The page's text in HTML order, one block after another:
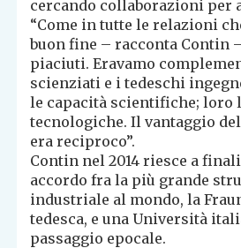
cercando collaborazioni per
“Come in tutte le relazioni
buon fine – racconta Contin
piaciuti. Eravamo
scienziati e i tedeschi
le capacità scientifiche; loro
tecnologiche. Il vantaggio
era reciproco”.
Contin nel 2014 riesce a
accordo fra la più grande
industriale al mondo, la
tedesca, e una Università
passaggio epocale.